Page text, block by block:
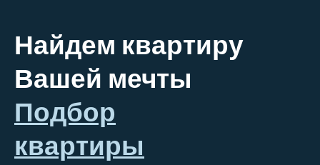
Найдем квартиру
Вашей мечты
Подбор
квартиры